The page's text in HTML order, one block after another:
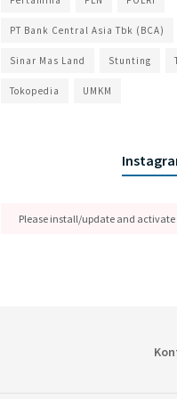
PT Bank Central Asia Tbk (BCA)
Sinar Mas Land Stunting
Tokopedia UMKM
Please install/update and